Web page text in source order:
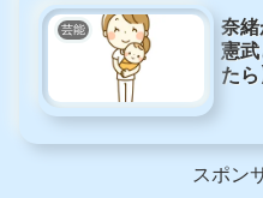
芸能
奈
憲
たら
スポン